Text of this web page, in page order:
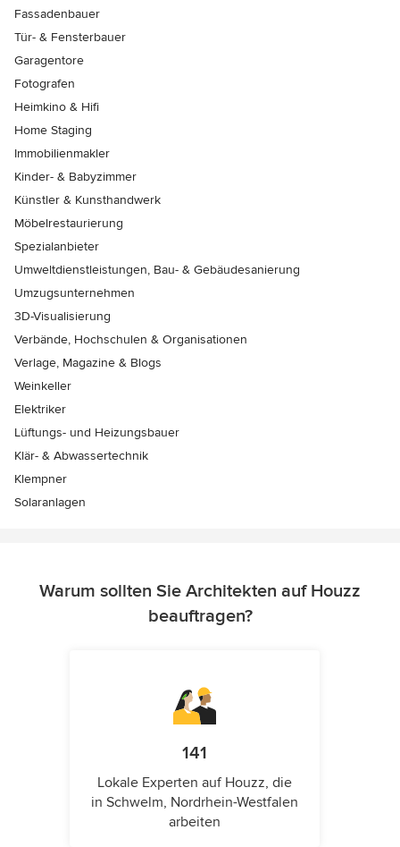
Fassadenbauer
Tür- & Fensterbauer
Garagentore
Fotografen
Heimkino & Hifi
Home Staging
Immobilienmakler
Kinder- & Babyzimmer
Künstler & Kunsthandwerk
Möbelrestaurierung
Spezialanbieter
Umweltdienstleistungen, Bau- & Gebäudesanierung
Umzugsunternehmen
3D-Visualisierung
Verbände, Hochschulen & Organisationen
Verlage, Magazine & Blogs
Weinkeller
Elektriker
Lüftungs- und Heizungsbauer
Klär- & Abwassertechnik
Klempner
Solaranlagen
Warum sollten Sie Architekten auf Houzz
beauftragen?
141
Lokale Experten auf Houzz, die
in Schwelm, Nordrhein-Westfalen
arbeiten